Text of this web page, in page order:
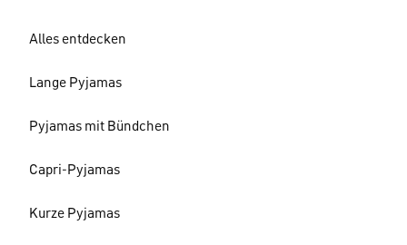
Alles entdecken
Lange Pyjamas
Pyjamas mit Bündchen
Capri-Pyjamas
Kurze Pyjamas